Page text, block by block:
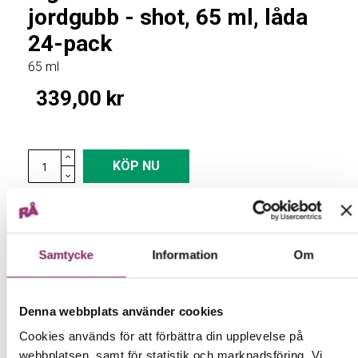
Samtycke Information Om
Denna webbplats använder cookies
Cookies används för att förbättra din upplevelse på
images
gallery
jordgubb - shot, 65 ml, låda
24-pack
65 ml
339,00 kr
KÖP NU
DETALJER
Bäst före: 15-04-2026.